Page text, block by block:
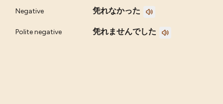
Negative 凭れなかった
Polite negative 凭れませんでした